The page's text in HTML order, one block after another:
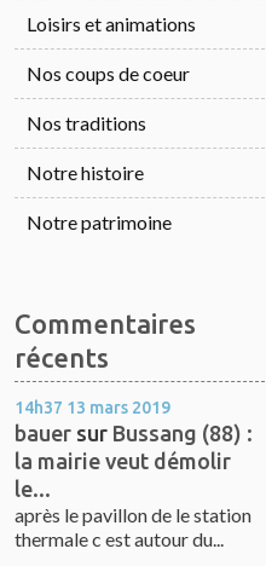
Loisirs et animations
Nos coups de coeur
Nos traditions
Notre histoire
Notre patrimoine
Commentaires
récents
14h37 13 mars 2019
bauer sur Bussang (88) :
la mairie veut démolir
le...
après le pavillon de le station
thermale c est autour du...